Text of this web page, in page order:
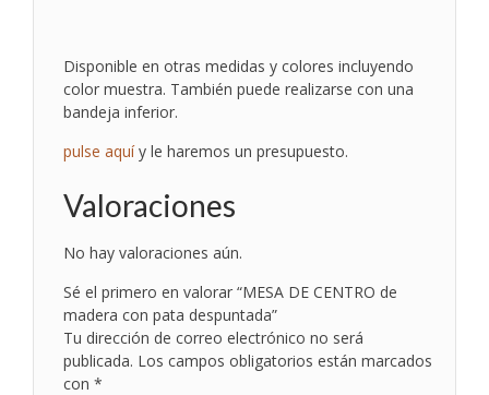
Disponible en otras medidas y colores incluyendo
color muestra. También puede realizarse con una
bandeja inferior.
pulse aquíy le haremos un presupuesto.
Valoraciones
No hay valoraciones aún.
Sé el primero en valorar “MESA DE CENTRO de
madera con pata despuntada”
Tu dirección de correo electrónico no será
publicada. Los campos obligatorios están marcados
con*